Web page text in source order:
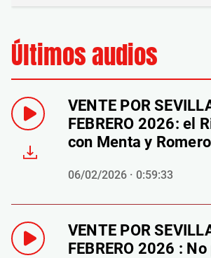
Últimos audios
VENTE POR
FEBRERO 2026: el
con Menta y Romero
06/02/2026 · 0:59:33
VENTE POR
FEBRERO 2026 :